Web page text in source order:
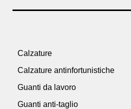
Calzature
Calzature antinfortunistiche
Guanti da lavoro
Guanti anti-taglio